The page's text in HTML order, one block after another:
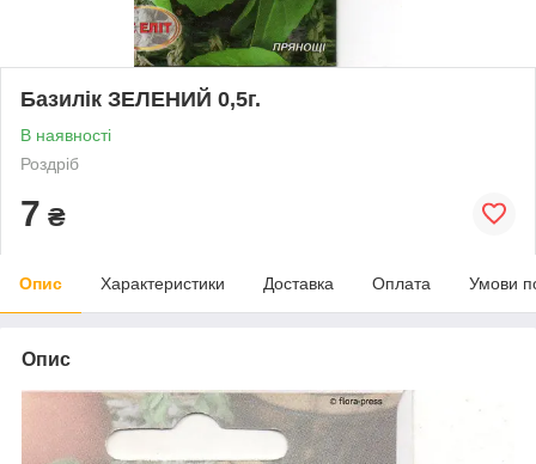
Базилік ЗЕЛЕНИЙ 0,5г.
В наявності
Роздріб
7 ₴
Опис Характеристики Доставка Оплата Умови
Опис